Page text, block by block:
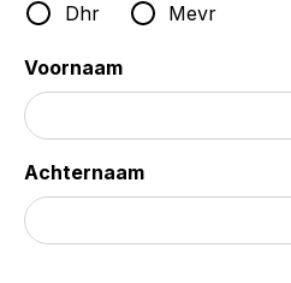
Dhr
Mevr
Voornaam
Achternaam